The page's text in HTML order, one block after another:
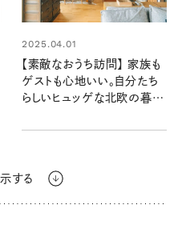
2025.04.01
【素敵なおうち訪問】 家族も
ゲストも心地いい。自分たち
らしいヒュッゲな北欧の暮ら
する